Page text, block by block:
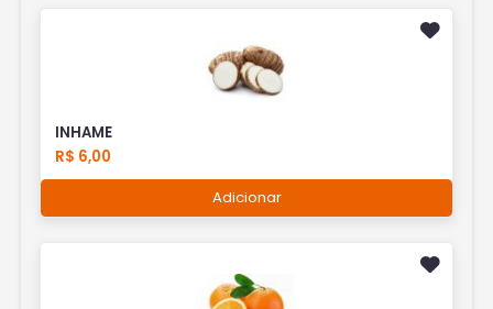
INHAME
R$ 6,00
Adicionar